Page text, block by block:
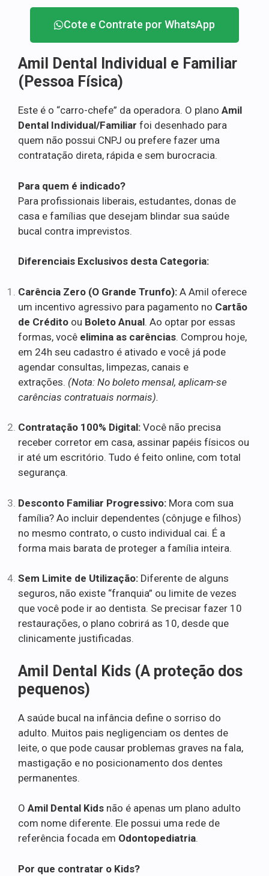
Cote e Contrate por WhatsApp
Amil Dental Individual e Familiar
(Pessoa Física)
Este é o “carro-chefe” da operadora. O plano Amil
Dental Individual/Familiar foi desenhado para
quem não possui CNPJ ou prefere fazer uma
contratação direta, rápida e sem burocracia.
Para quem é indicado?
Para profissionais liberais, estudantes, donas de
casa e famílias que desejam blindar sua saúde
bucal contra imprevistos.
Diferenciais Exclusivos desta Categoria:
Carência Zero (O Grande Trunfo): A Amil oferece
um incentivo agressivo para pagamento no Cartão
de Crédito ou Boleto Anual. Ao optar por essas
formas, você elimina as carências. Comprou hoje,
em 24h seu cadastro é ativado e você já pode
agendar consultas, limpezas, canais e
extrações. (Nota: No boleto mensal, aplicam-se
carências contratuais normais).
Contratação 100% Digital: Você não precisa
receber corretor em casa, assinar papéis físicos ou
ir até um escritório. Tudo é feito online, com total
segurança.
Desconto Familiar Progressivo: Mora com sua
família? Ao incluir dependentes (cônjuge e filhos)
no mesmo contrato, o custo individual cai. É a
forma mais barata de proteger a família inteira.
Sem Limite de Utilização: Diferente de alguns
seguros, não existe “franquia” ou limite de vezes
que você pode ir ao dentista. Se precisar fazer 10
restaurações, o plano cobrirá as 10, desde que
clinicamente justificadas.
Amil Dental Kids (A proteção dos
pequenos)
A saúde bucal na infância define o sorriso do
adulto. Muitos pais negligenciam os dentes de
leite, o que pode causar problemas graves na fala,
mastigação e no posicionamento dos dentes
permanentes.
O Amil Dental Kids não é apenas um plano adulto
com nome diferente. Ele possui uma rede de
referência focada em Odontopediatria.
Por que contratar o Kids?